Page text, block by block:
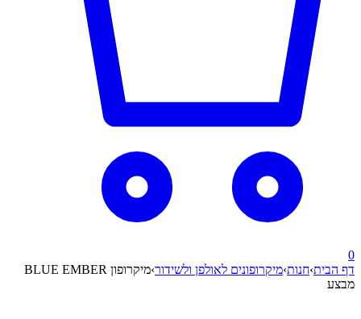
0
דף הבית›חנות›מיקרופונים לאולפן ולשידור›מיקרופון BLUE EMBER
מבצע